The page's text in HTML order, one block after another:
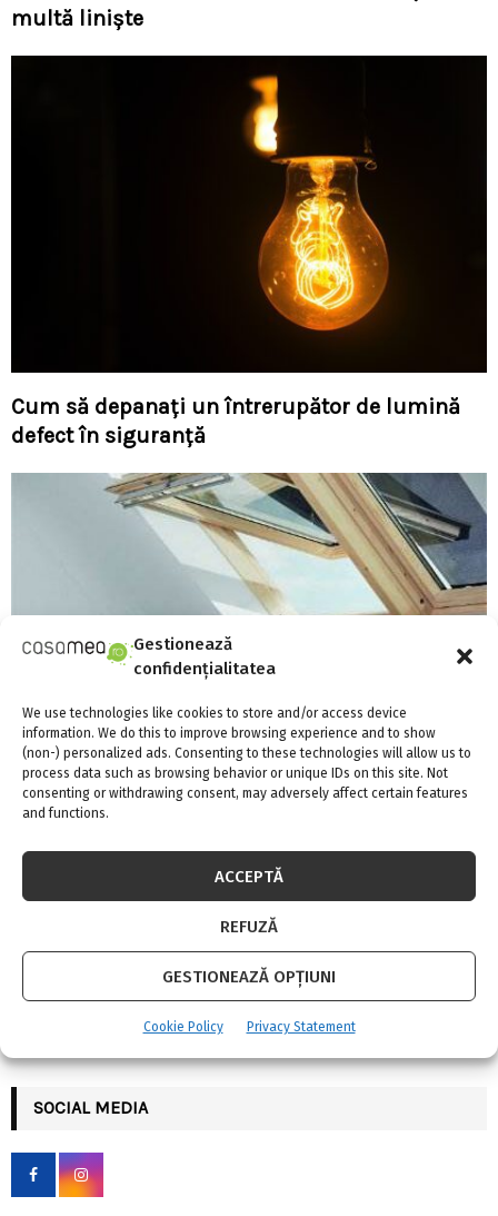
Gestionează
confidențialitatea
We use technologies like cookies to store and/or access device
information. We do this to improve browsing experience and to show
(non-) personalized ads. Consenting to these technologies will allow us to
process data such as browsing behavior or unique IDs on this site. Not
consenting or withdrawing consent, may adversely affect certain features
and functions.
ACCEPTĂ
REFUZĂ
GESTIONEAZĂ OPȚIUNI
Cookie Policy Privacy Statement
multă liniște
Cum să depanați un întrerupător de lumină
defect în siguranță
Avantajele renovarii podului
a
h
f
r
S
SOCIAL MEDIA